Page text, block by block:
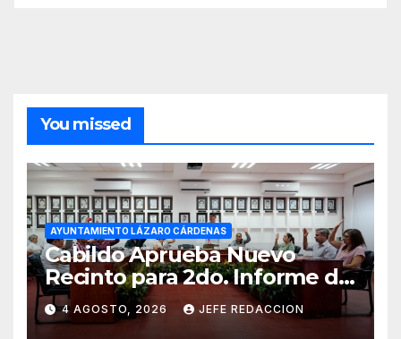
You missed
AYUNTAMIENTO LÁZARO CÁRDENAS
Cabildo Aprueba Nuevo
Recinto para 2do. Informe de
Gobierno Municipal
4 AGOSTO, 2026 JEFE REDACCION